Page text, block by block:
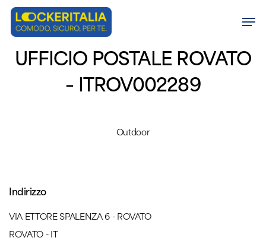
Skip
content
UFFICIO POSTALE ROVATO
– ITROV002289
Outdoor
Indirizzo
VIA ETTORE SPALENZA 6 - ROVATO
ROVATO - IT
Menu